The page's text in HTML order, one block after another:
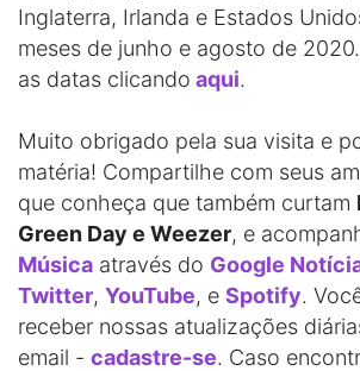
Inglaterra, Irlanda e Estados
meses de junho e agosto de
as datas clicando aqui.
Muito obrigado pela sua visita e
matéria! Compartilhe com seus
que conheça que também curtam
Green Day e Weezer, e
Música através do Google
Twitter, YouTube, e Spotify.
receber nossas atualizações
email - cadastre-se. Caso